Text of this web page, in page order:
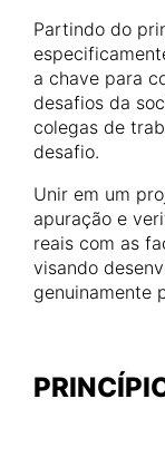
Partindo do
a chave para
desafios da
colegas de
desafio.
Unir em um
apuração e
reais com as
visando
genuinamente